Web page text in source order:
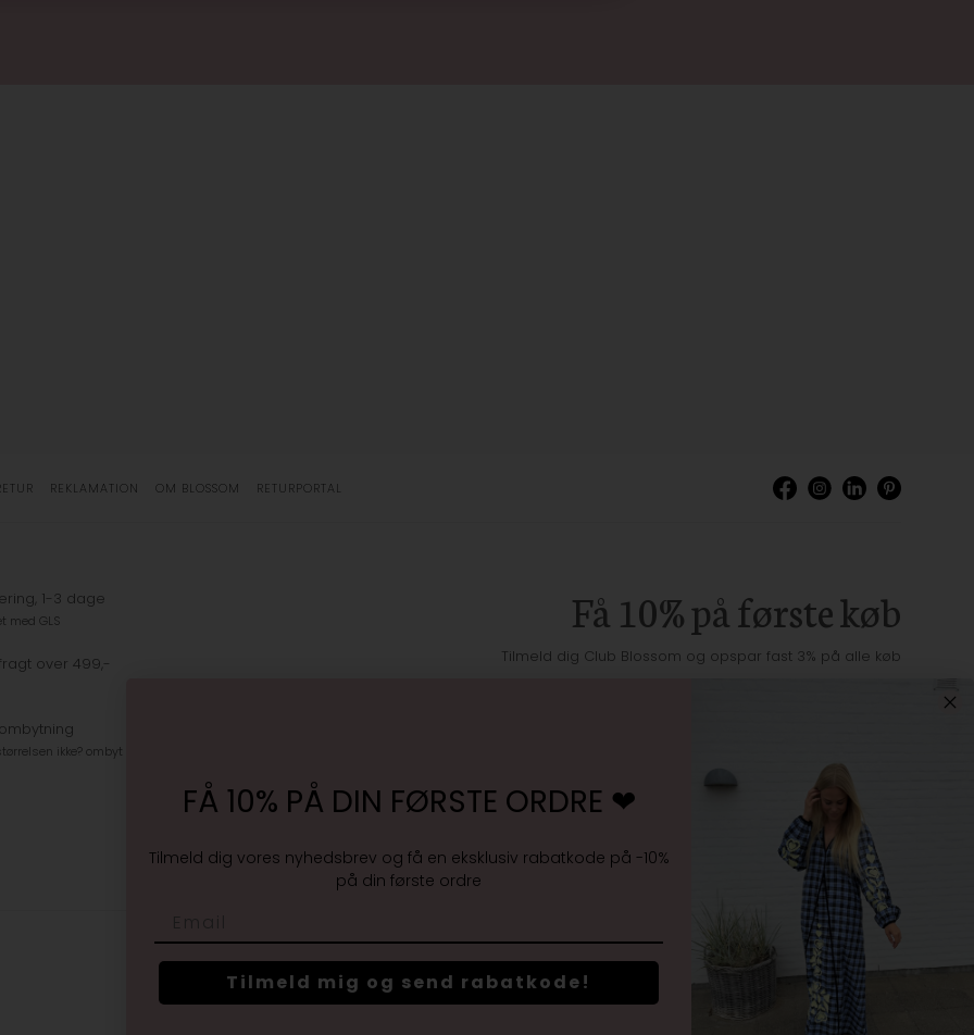
REKLAMATION OM BLOSSOM RETURPORTAL
1-3 dage
med GLS
over 499,-
ikke? ombyt gratis
Få 10% på første køb
Tilmeld dig Club Blossom og opspar fast 3% på alle køb
Jeg accepterervilkårene samt markedsføring
FÅ 10% PÅ DIN FØRSTE ORDRE ❤︎
Tilmeld dig vores nyhedsbrev og få en eksklusiv rabatkode på -10%
på din første ordre
Tilmeld mig og send rabatkode!